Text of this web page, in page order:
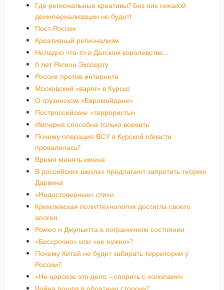
Где региональные креативы? Без них никакой
деимпериализации не будет!
Пост-Россия
Креативный регионализм
Неладно что-то в Датском королевстве…
6 лет Регион.Эксперту
Россия против интернета
Московский «варяг» в Курске
О грузинском «Евромайдане»
Построссийские «террористы»
Империя способна только воевать
Почему операция ВСУ в Курской области
провалилась?
Время менять имена
В российских школах предлагают запретить теорию
Дарвина
«Недостоверные» стихи
Кремлевская политтехнология достигла своего
апогея
Ромео и Джульетта в пограничном состоянии
«Бессрочно» или «не нужно»?
Почему Китай не будет забирать территории у
России?
«Не царское это дело – спорить с холопами»